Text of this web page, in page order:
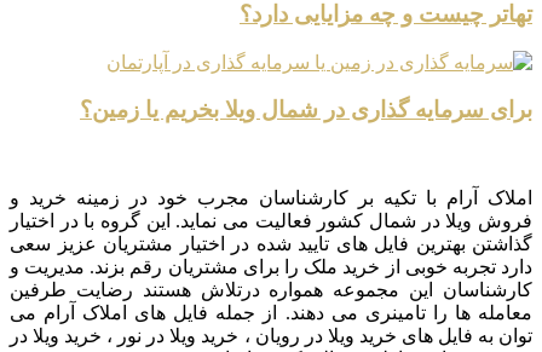
تهاتر چیست و چه مزایایی دارد؟
برای سرمایه گذاری در شمال ویلا بخریم یا زمین؟
املاک آرام با تکیه بر کارشناسان مجرب خود در زمینه خرید و
فروش ویلا در شمال کشور فعالیت می نماید. این گروه با در اختیار
گذاشتن بهترین فایل های تایید شده در اختیار مشتریان عزیز سعی
دارد تجربه خوبی از خرید ملک را برای مشتریان رقم بزند. مدیریت و
کارشناسان این مجموعه همواره درتلاش هستند رضایت طرفین
معامله ها را تامینری می دهند. از جمله فایل های املاک آرام می
توان به فایل های خرید ویلا در رویان ، خرید ویلا در نور ، خرید ویلا در